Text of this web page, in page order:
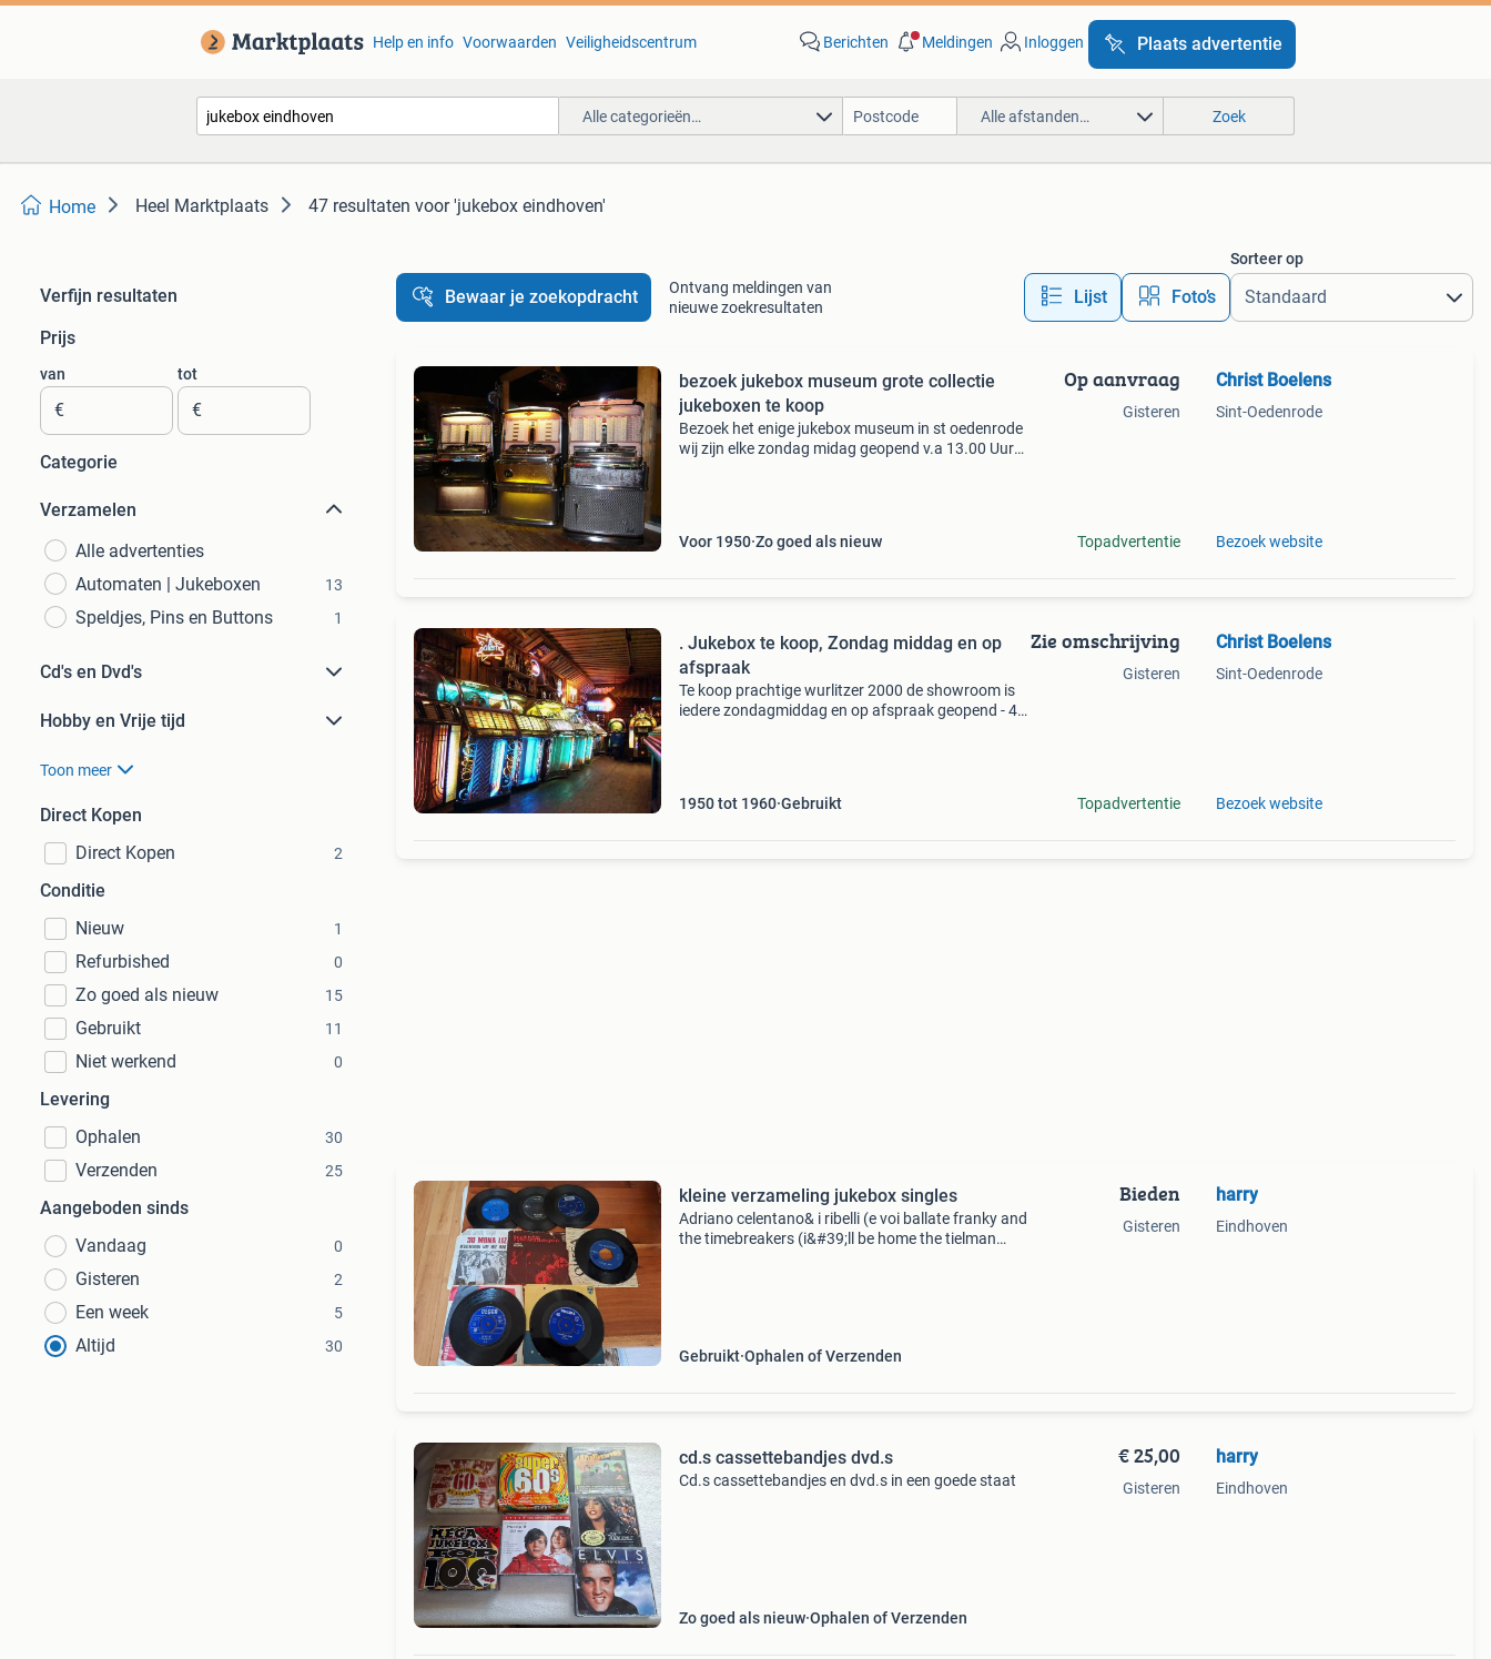
Help en info Voorwaarden Veiligheidscentrum Berichten Meldingen Inloggen Plaats advertentie
Alle categorieën… Alle afstanden… Zoek
Home Heel Marktplaats 47 resultaten voor 'jukebox eindhoven'
Verfijn resultaten
Prijs
van
€
tot
€
Categorie
Verzamelen
Alle advertenties
Automaten | Jukeboxen
13
Speldjes, Pins en Buttons 1
Cd's en Dvd's
Hobby en Vrije tijd
Toon meer
Direct Kopen
Direct Kopen
2
Conditie
Nieuw
1
Refurbished 0
Zo goed als nieuw 15
Gebruikt 11
Niet werkend 0
Levering
Ophalen
30
Verzenden 25
Aangeboden sinds
Vandaag
0
Gisteren 2
Een week 5
Altijd 30
Bewaar je zoekopdracht
Ontvang meldingen van
nieuwe zoekresultaten
Lijst Foto’s
Sorteer op
bezoek jukebox museum grote collectie
jukeboxen te koop
Bezoek het enige jukebox museum in st oedenrode
wij zijn elke zondag midag geopend v.a 13.00 Uur
Voor 1950 Zo goed als nieuw
Op aanvraag
Gisteren
Topadvertentie
Christ Boelens
Sint-Oedenrode
Bezoek website
. Jukebox te koop, Zondag middag en op
afspraak
Te koop prachtige wurlitzer 2000 de showroom is
iedere zondagmiddag en op afspraak geopend - 45
1950 tot 1960 Gebruikt
Zie omschrijving
Gisteren
Topadvertentie
Christ Boelens
Sint-Oedenrode
Bezoek website
kleine verzameling jukebox singles
Adriano celentano& i ribelli (e voi ballate franky and
the timebreakers (i&#39;ll be home the tielman
Gebruikt Ophalen of Verzenden
Bieden
Gisteren
harry
Eindhoven
cd.s cassettebandjes dvd.s
Cd.s cassettebandjes en dvd.s in een goede staat
Zo goed als nieuw Ophalen of Verzenden
€ 25,00
Gisteren
harry
Eindhoven